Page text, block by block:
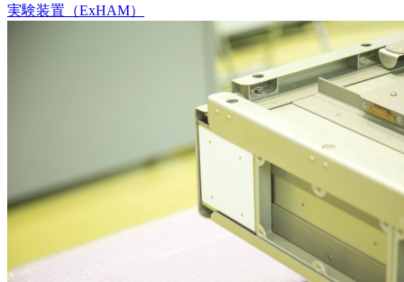
実験装置（ExHAM）